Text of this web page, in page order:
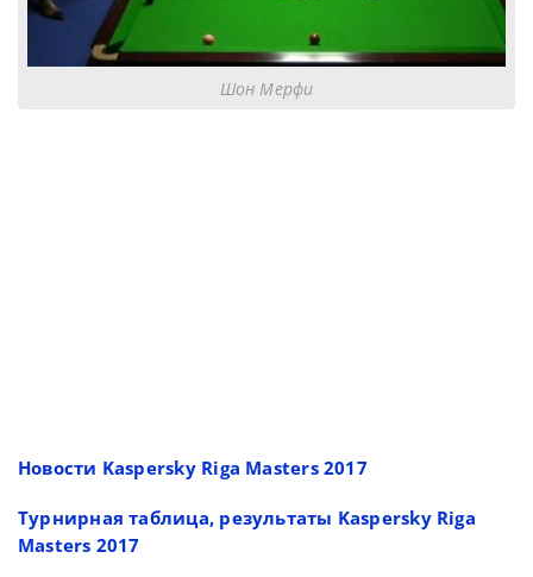
Шон Мерфи
Новости Kaspersky Riga Masters 2017
Турнирная таблица, результаты Kaspersky Riga
Masters 2017